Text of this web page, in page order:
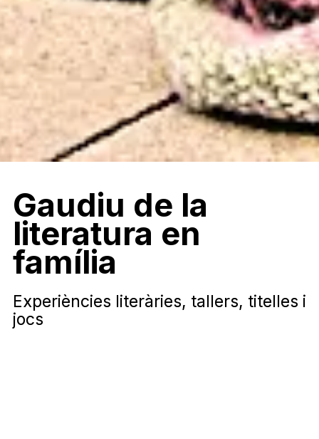
Gaudiu de la
literatura en
família
Experiències literàries, tallers, titelles i
jocs